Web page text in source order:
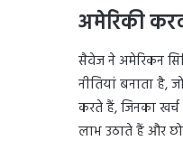
अमेरिकी
सैवेज ने अमेरिकन
नीतियां बनाता है,
करते हैं, जिनका
लाभ उठाते हैं और